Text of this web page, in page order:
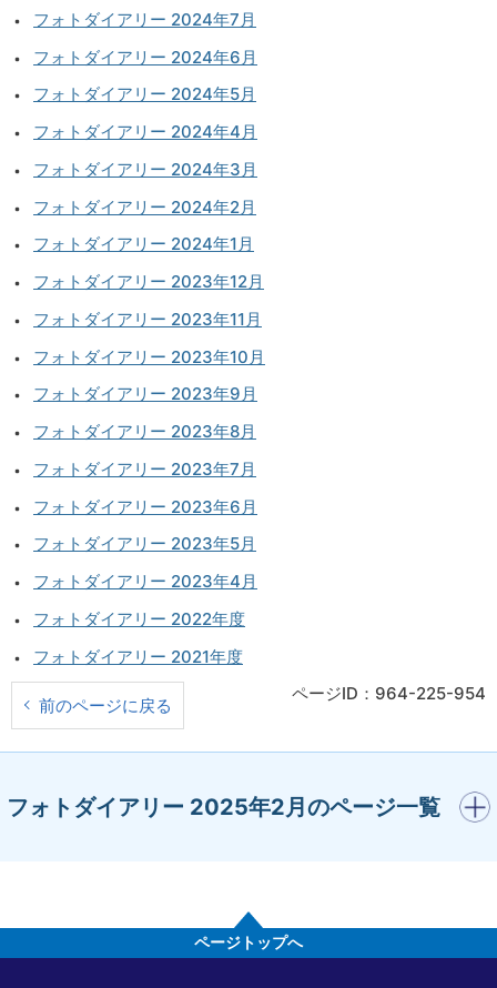
フォトダイアリー 2024年7月
フォトダイアリー 2024年6月
フォトダイアリー 2024年5月
フォトダイアリー 2024年4月
フォトダイアリー 2024年3月
フォトダイアリー 2024年2月
フォトダイアリー 2024年1月
フォトダイアリー 2023年12月
フォトダイアリー 2023年11月
フォトダイアリー 2023年10月
フォトダイアリー 2023年9月
フォトダイアリー 2023年8月
フォトダイアリー 2023年7月
フォトダイアリー 2023年6月
フォトダイアリー 2023年5月
フォトダイアリー 2023年4月
フォトダイアリー 2022年度
フォトダイアリー 2021年度
前のページに戻る
ページID：964-225-954
フォトダイアリー 2025年2月のページ一覧
開く
ページトップへ